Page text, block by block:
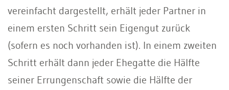
vereinfacht dargestellt, erhält jeder Partner in
einem ersten Schritt sein Eigengut zurück
(sofern es noch vorhanden ist). In einem zweiten
Schritt erhält dann jeder Ehegatte die Hälfte
seiner Errungenschaft sowie die Hälfte der